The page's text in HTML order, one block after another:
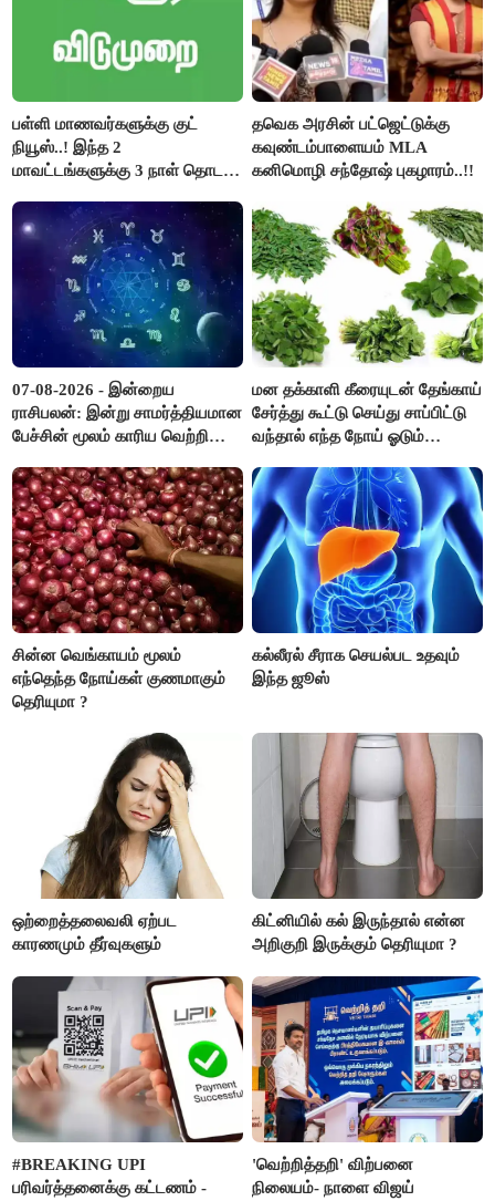
பள்ளி மாணவர்களுக்கு குட்
நியூஸ்..! இந்த 2
மாவட்டங்களுக்கு 3 நாள் தொடர்
தவெக அரசின் பட்ஜெட்டுக்கு
கவுண்டம்பாளையம் MLA
கனிமொழி சந்தோஷ் புகழாரம்..!!
07-08-2026 - இன்றைய
ராசிபலன்: இன்று சாமர்த்தியமான
பேச்சின் மூலம் காரிய வெற்றி
பொறுப்புகளை ஒப்படைப்பதில்
கவனம் தேவை..!
மன தக்காளி கீரையுடன் தேங்காய்
சேர்த்து கூட்டு செய்து சாப்பிட்டு
வந்தால் எந்த நோய் ஓடும்
சின்ன வெங்காயம் மூலம்
எந்தெந்த நோய்கள் குணமாகும்
தெரியுமா ?
கல்லீரல் சீராக செயல்பட உதவும்
இந்த ஜூஸ்
ஒற்றைத்தலைவலி ஏற்பட
காரணமும் தீர்வுகளும்
கிட்னியில் கல் இருந்தால் என்ன
அறிகுறி இருக்கும் தெரியுமா ?
#BREAKING UPI
பரிவர்த்தனைக்கு கட்டணம் -
'வெற்றித்தறி' விற்பனை
நிலையம்- நாளை விஜய்